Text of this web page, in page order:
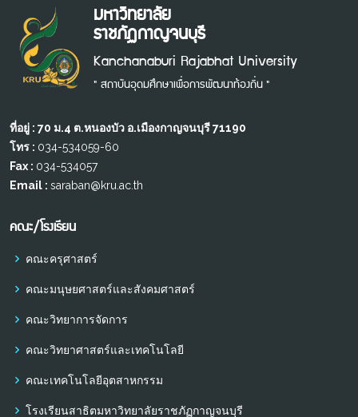
มหาวิทยาลัย
ราชภัฏกาญจนบุรี
Kanchanaburi Rajabhat University
" สถาบันอุดมศึกษาเพื่อการพัฒนาท้องถิ่น "
ที่อยู่ : 70 ม.4 ต.หนองบัว อ.เมืองกาญจนบุรี 71190
โทร : 034-534059-60
Fax : 034-534057
Email : saraban@kru.ac.th
คณะ/โรงเรียน
คณะครุศาสตร์
คณะมนุษยศาสตร์และสังคมศาสตร์
คณะวิทยาการจัดการ
คณะวิทยาศาสตร์และเทคโนโลยี
คณะเทคโนโลยีอุตสาหกรรม
โรงเรียนสาธิตมหาวิทยาลัยราชภัฏกาญจนบุรี